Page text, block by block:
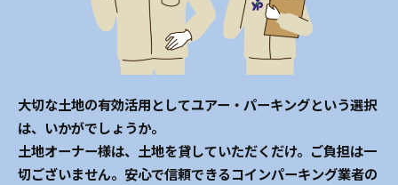
大切な土地の有効活用としてユアー・パーキングという選択
は、いかがでしょうか。
土地オーナー様は、土地を貸していただくだけ。ご負担は一
切ございません。安心で信頼できるコインパーキング業者の